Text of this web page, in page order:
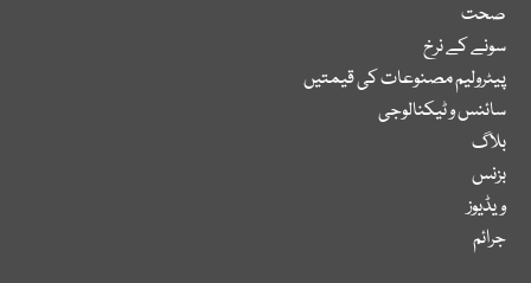
صحت
سونے کے نرخ
پیٹرولیم مصنوعات کی قیمتیں
سائنس و ٹیکنالوجی
بلاگ
بزنس
ویڈیوز
جرائم